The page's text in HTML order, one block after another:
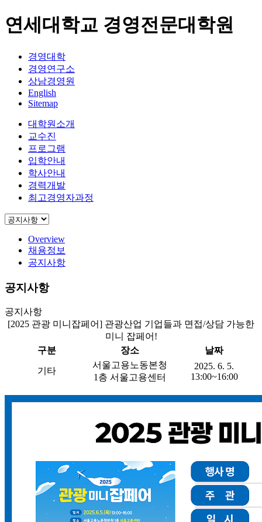
연세대학교 경영전문대학원
경영대학
경영연구소
상남경영원
English
Sitemap
대학원소개
교수진
프로그램
입학안내
학사안내
경력개발
최고경영자과정
Overview
채용정보
공지사항
공지사항
공지사항
[2025 관광 미니잡페어] 관광산업 기업들과 면접/상담 가능한
미니 잡페어!
구분
장소 날짜
기타
서울고용노동본청
1층 서울고용센터
2025. 6. 5.
13:00~16:00